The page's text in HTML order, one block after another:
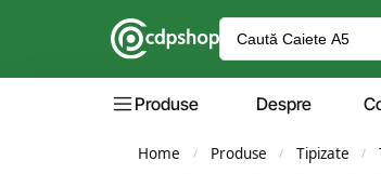
Produse Despre
Home / Produse / Tipizate /